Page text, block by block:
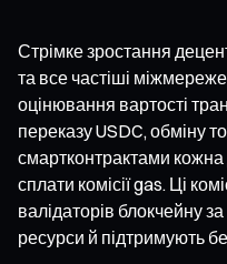
Стрімке зростання
та все частіші
оцінювання вартості
переказу USDC, обміну
смартконтрактами кожна
сплати комісії gas. Ці
валідаторів блокчейну
ресурси й підтримують